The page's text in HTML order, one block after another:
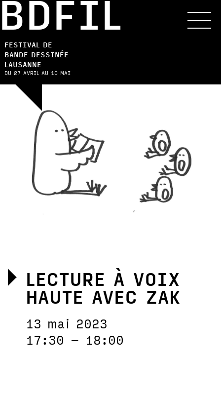
FESTIVAL DE
BANDE DESSINÉE
LAUSANNE
DU 27 AVRIL AU 10 MAI
LECTURE À VOIX
HAUTE AVEC ZAK
13 mai 2023
17:30 – 18:00